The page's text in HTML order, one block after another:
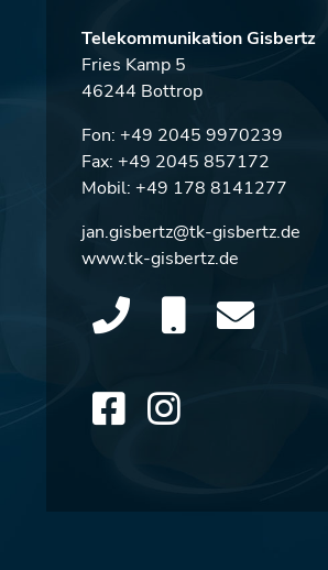
Telekommunikation Gisbertz
Fries Kamp 5
46244 Bottrop
Fon: +49 2045 9970239
Fax: +49 2045 857172
Mobil: +49 178 8141277
jan.gisbertz@tk-gisbertz.de
www.tk-gisbertz.de